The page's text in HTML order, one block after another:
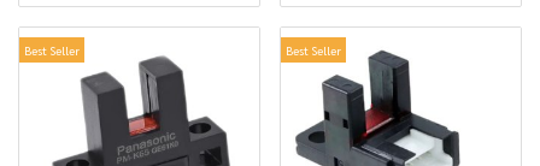
Best Seller Best Seller